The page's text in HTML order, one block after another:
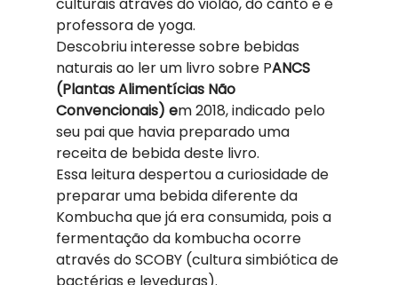
professora de yoga.
Descobriu interesse sobre bebidas
naturais ao ler um livro sobre PANCS
(Plantas Alimentícias Não
Convencionais) em 2018, indicado pelo
seu pai que havia preparado uma
receita de bebida deste livro.
Essa leitura despertou a curiosidade de
preparar uma bebida diferente da
Kombucha que já era consumida, pois a
fermentação da kombucha ocorre
através do SCOBY (cultura simbiótica de